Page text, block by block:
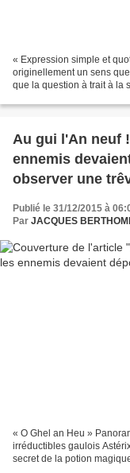
« Expression simple et
originellement un sens
que la question à trait à la
Au gui l'An neuf
ennemis
observer une
Publié le 31/12/2015 à
Par JACQUES
« O Ghel an Heu »
irréductibles gaulois
secret de la potion